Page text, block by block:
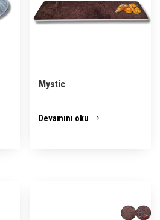
Mystic
Devamını oku